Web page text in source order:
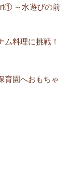
～水遊びの前
料理に挑戦！
園へおもちゃ